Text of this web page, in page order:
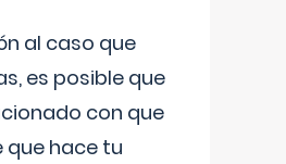
al caso que
es posible que
con que
que hace tu